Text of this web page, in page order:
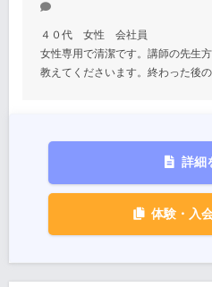
４０代 女性 会社員
女性専用で清潔です。講師の先生
教えてくださいます。終わった後
詳細
体験・入